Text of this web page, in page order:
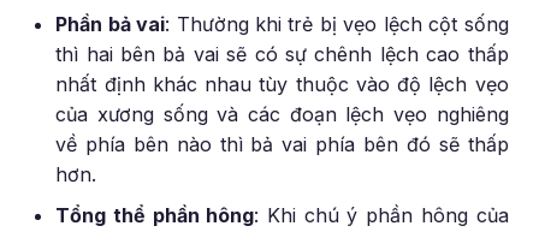
Phần bả vai: Thường khi trẻ bị vẹo lệch cột sống
thì hai bên bả vai sẽ có sự chênh lệch cao thấp
nhất định khác nhau tùy thuộc vào độ lệch vẹo
của xương sống và các đoạn lệch vẹo nghiêng
về phía bên nào thì bả vai phía bên đó sẽ thấp
hơn.
Tổng thể phần hông: Khi chú ý phần hông của